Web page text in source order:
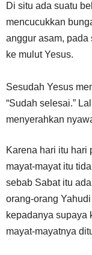
Di situ ada suatu
mencucukkan
anggur asam,
ke mulut Yesus.
Sesudah Yesus
“Sudah selesai.”
menyerahkan
Karena hari itu hari
mayat-mayat itu
sebab Sabat itu
orang-orang
kepadanya supaya
mayat-mayatnya